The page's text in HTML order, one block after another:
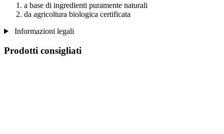
a base di ingredienti puramente naturali
da agricoltura biologica certificata
Informazioni legali
Prodotti consigliati